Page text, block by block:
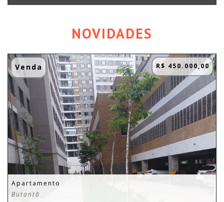
NOVIDADES
Venda R$ 450.000,00
Apartamento
Butantã